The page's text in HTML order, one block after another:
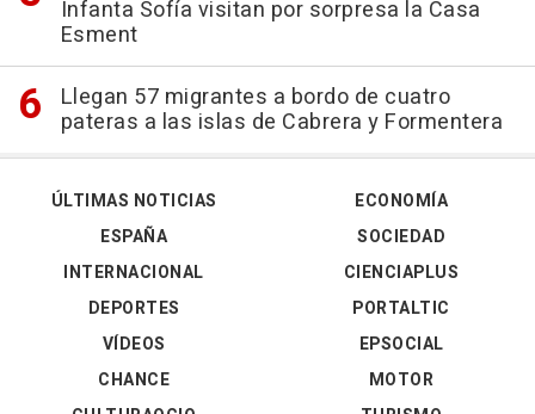
Infanta Sofía visitan por sorpresa la Casa
Esment
Llegan 57 migrantes a bordo de cuatro
pateras a las islas de Cabrera y Formentera
ÚLTIMAS NOTICIAS
ESPAÑA
INTERNACIONAL
DEPORTES
VÍDEOS
ECONOMÍA
SOCIEDAD
CIENCIAPLUS
PORTALTIC
EPSOCIAL
CHANCE
MOTOR